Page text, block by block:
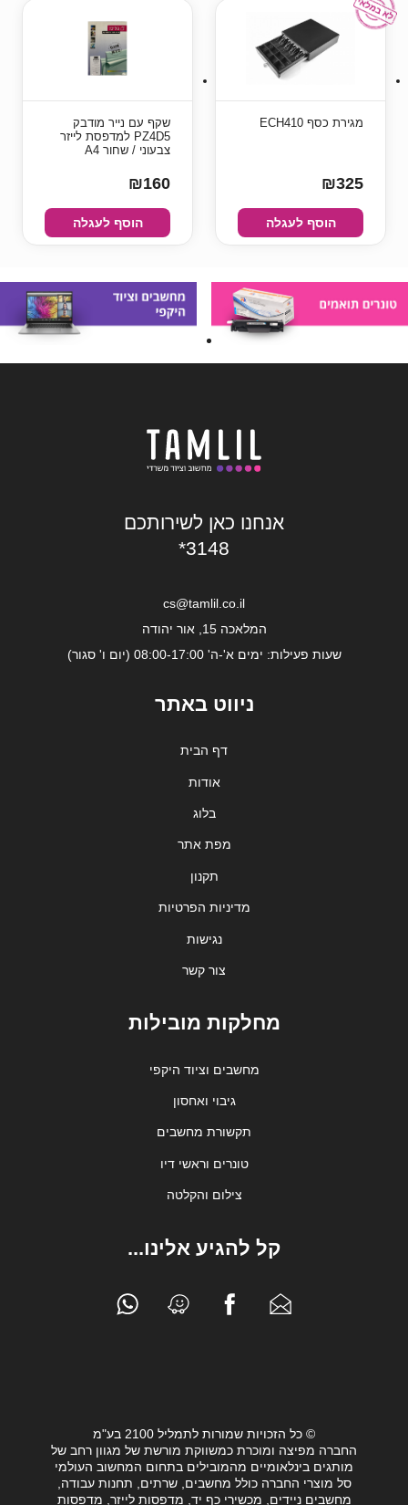
מגירת כסף ECH410
₪325
הוסף לעגלה
שקף עם נייר מודבק
PZ4D5 למדפסת לייזר
צבעוני / שחור A4
₪160
הוסף לעגלה
אנחנו כאן לשירותכם
*3148
cs@tamlil.co.il
המלאכה 15, אור יהודה
שעות פעילות: ימים א'-ה' 08:00-17:00 (יום ו' סגור)
ניווט באתר
דף הבית
אודות
בלוג
מפת אתר
תקנון
מדיניות הפרטיות
נגישות
צור קשר
מחלקות מובילות
מחשבים וציוד היקפי
גיבוי ואחסון
תקשורת מחשבים
טונרים וראשי דיו
צילום והקלטה
קל להגיע אלינו...
© כל הזכויות שמורות לתמליל 2100 בע"מ
החברה מפיצה ומוכרת כמשווקת מורשת של מגוון רחב של
מותגים בינלאומיים מהמובילים בתחום המחשוב העולמי
סל מוצרי החברה כולל מחשבים, שרתים, תחנות עבודה,
מחשבים ניידים, מכשירי כף יד, מדפסות לייזר, מדפסות